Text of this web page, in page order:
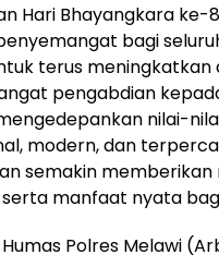
Hari Bhayangkara ke-
bagi
terus meningkatkan
pengabdian
nilai-
modern, dan
semakin memberikan
serta manfaat nyata
Polres Melawi